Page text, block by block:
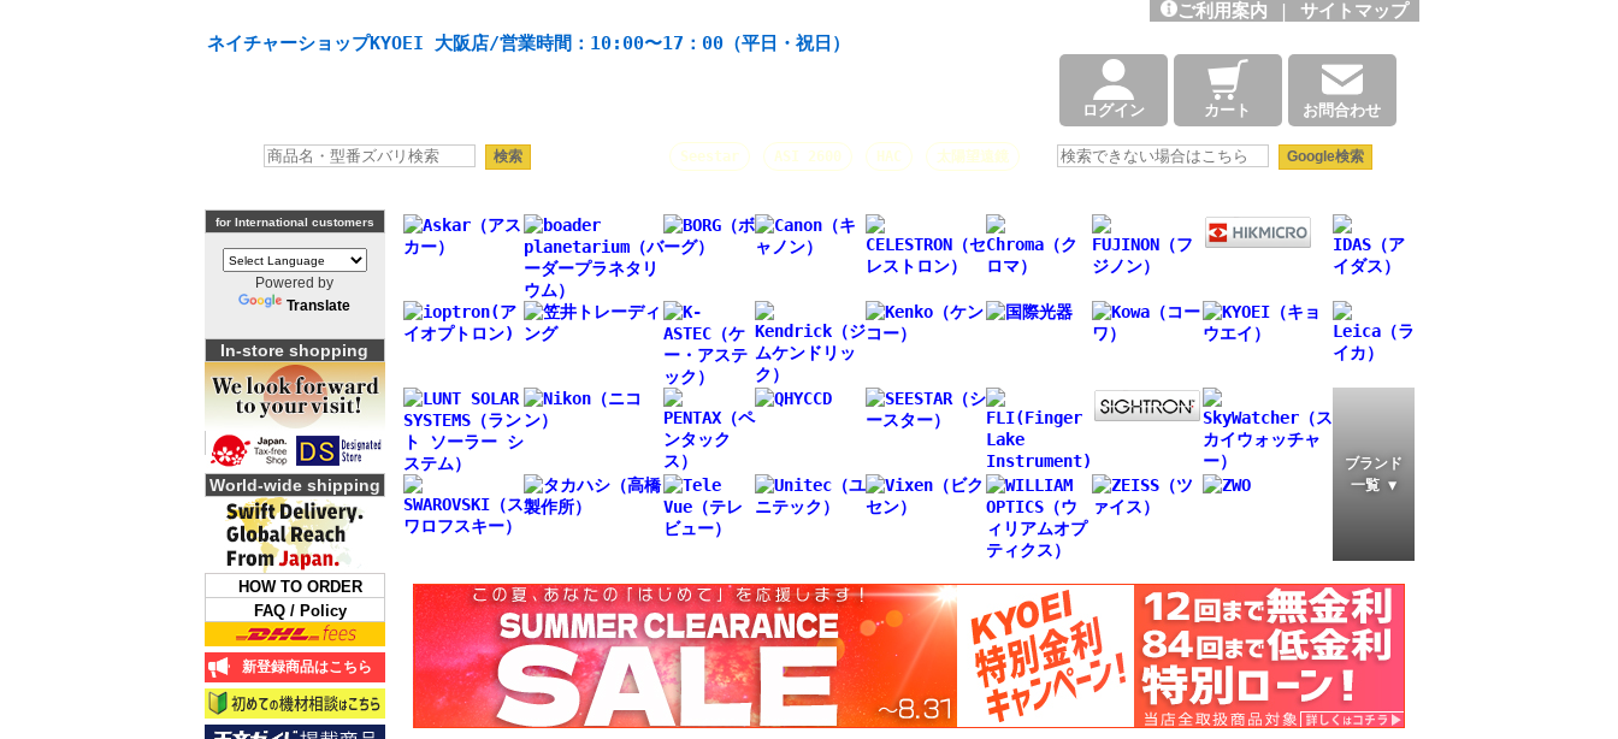
ネイチャーショップKYOEI 大阪店/営業時間：10:00〜17：00（平日・祝日）
ご利用案内 | サイトマップ
ログイン カート お問合わせ
Seestar ASI 2600 HAC 太陽望遠鏡
for International customers
Powered by
Translate
In-store shopping
World-wide shipping
HOW TO ORDER
FAQ / Policy
新登録商品はこちら
ブランド
一覧 ▼